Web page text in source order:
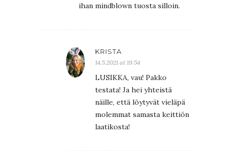
ihan mindblown tuosta silloin.
KRISTA
14.5.2021 at 19:54
LUSIKKA, vau! Pakko
testata! Ja hei yhteistä
näille, että löytyvät vieläpä
molemmat samasta keittiön
laatikosta!